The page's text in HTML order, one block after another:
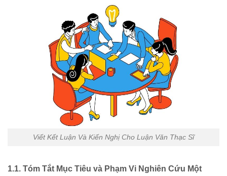
Viết Kết Luận Và Kiến Nghị Cho Luận Văn Thạc Sĩ
1.1. Tóm Tắt Mục Tiêu và Phạm Vi Nghiên Cứu Một